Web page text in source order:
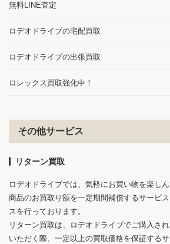
無料LINE査定
ロデオドライブの宅配買取
ロデオドライブの出張買取
ロレックス買取強化中！
その他サービス
リターン買取
ロデオドライブでは、気軽にお買い物を楽し
商品のお買取り額を一定期間補償するサービ
スを行っております。
リターン買取は、ロデオドライブでご購入さ
いただく際、一定以上の買取価格を保証するサ